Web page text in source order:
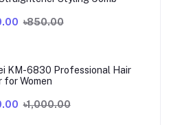
৳850.00
KM-6830 Professional Hair
for Women
৳1,000.00